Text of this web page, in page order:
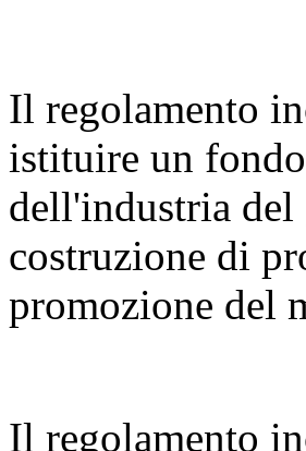
Il regolamento
istituire un
dell'industria del
costruzione di
promozione del
Il regolamento